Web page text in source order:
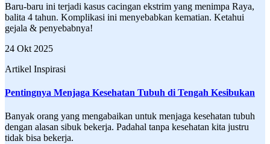
Baru-baru ini terjadi kasus cacingan ekstrim yang menimpa Raya,
balita 4 tahun. Komplikasi ini menyebabkan kematian. Ketahui
gejala & penyebabnya!
24 Okt 2025
Artikel Inspirasi
Pentingnya Menjaga Kesehatan Tubuh di Tengah Kesibukan
Banyak orang yang mengabaikan untuk menjaga kesehatan tubuh
dengan alasan sibuk bekerja. Padahal tanpa kesehatan kita justru
tidak bisa bekerja.